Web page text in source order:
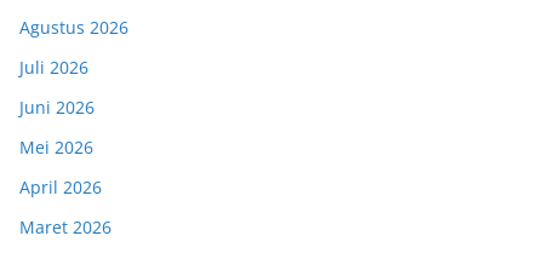
Agustus 2026
Juli 2026
Juni 2026
Mei 2026
April 2026
Maret 2026